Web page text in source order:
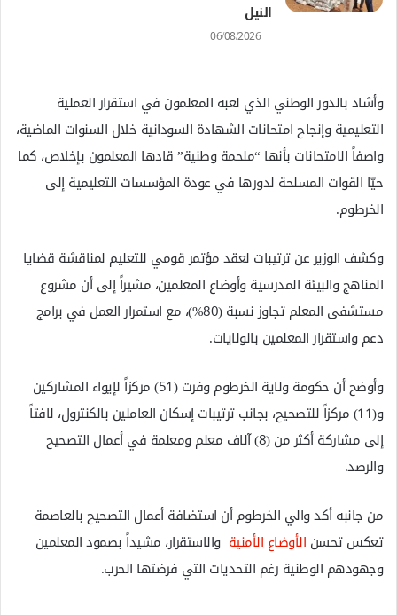
النيل
06/08/2026
وأشاد بالدور الوطني الذي لعبه المعلمون في استقرار العملية
التعليمية وإنجاح امتحانات الشهادة السودانية خلال السنوات الماضية،
واصفاً الامتحانات بأنها “ملحمة وطنية” قادها المعلمون بإخلاص، كما
حيّا القوات المسلحة لدورها في عودة المؤسسات التعليمية إلى
الخرطوم.
وكشف الوزير عن ترتيبات لعقد مؤتمر قومي للتعليم لمناقشة قضايا
المناهج والبيئة المدرسية وأوضاع المعلمين، مشيراً إلى أن مشروع
مستشفى المعلم تجاوز نسبة (80%)، مع استمرار العمل في برامج
دعم واستقرار المعلمين بالولايات.
وأوضح أن حكومة ولاية الخرطوم وفرت (51) مركزاً لإيواء المشاركين
و(11) مركزاً للتصحيح، بجانب ترتيبات إسكان العاملين بالكنترول، لافتاً
إلى مشاركة أكثر من (8) آلاف معلم ومعلمة في أعمال التصحيح
والرصد.
من جانبه أكد والي الخرطوم أن استضافة أعمال التصحيح بالعاصمة
تعكس تحسن الأوضاع الأمنية والاستقرار، مشيداً بصمود المعلمين
وجهودهم الوطنية رغم التحديات التي فرضتها الحرب.